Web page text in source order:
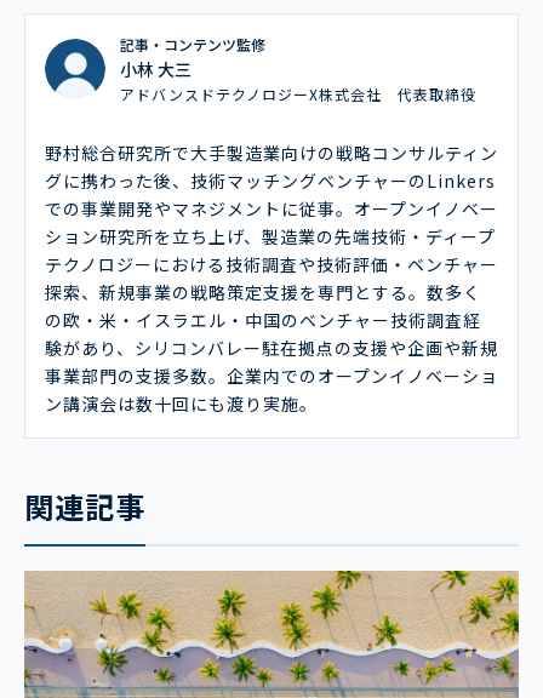
記事・コンテンツ監修
小林 大三
アドバンスドテクノロジーX株式会社 代表取締役
野村総合研究所で大手製造業向けの戦略コンサルティン
グに携わった後、技術マッチングベンチャーのLinkers
での事業開発やマネジメントに従事。オープンイノベー
ション研究所を立ち上げ、製造業の先端技術・ディープ
テクノロジーにおける技術調査や技術評価・ベンチャー
探索、新規事業の戦略策定支援を専門とする。数多く
の欧・米・イスラエル・中国のベンチャー技術調査経
験があり、シリコンバレー駐在拠点の支援や企画や新規
事業部門の支援多数。企業内でのオープンイノベーショ
ン講演会は数十回にも渡り実施。
関連記事